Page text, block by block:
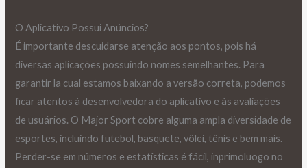
O Aplicativo Possui Anúncios?
É importante descuidarse atenção aos pontos, pois há
diversas aplicações possuindo nomes semelhantes. Para
garantir la cual estamos baixando a versão correta, podemos
ficar atentos à desenvolvedora do aplicativo e às avaliações
de usuários. O Major Sport cobre alguma ampla diversidade de
esportes, incluindo futebol, basquete, vôlei, tênis e bem mais.
Perder-se em números e estatísticas é fácil, inprimoluogo no